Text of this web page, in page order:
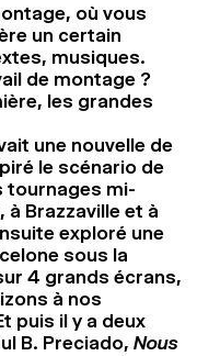
où vous
un certain
musiques.
de montage ?
les grandes
une nouvelle de
le scénario de
tournages mi-
Brazzaville et à
exploré une
sous la
4 grands écrans,
à nos
puis il y a deux
B. Preciado, Nous